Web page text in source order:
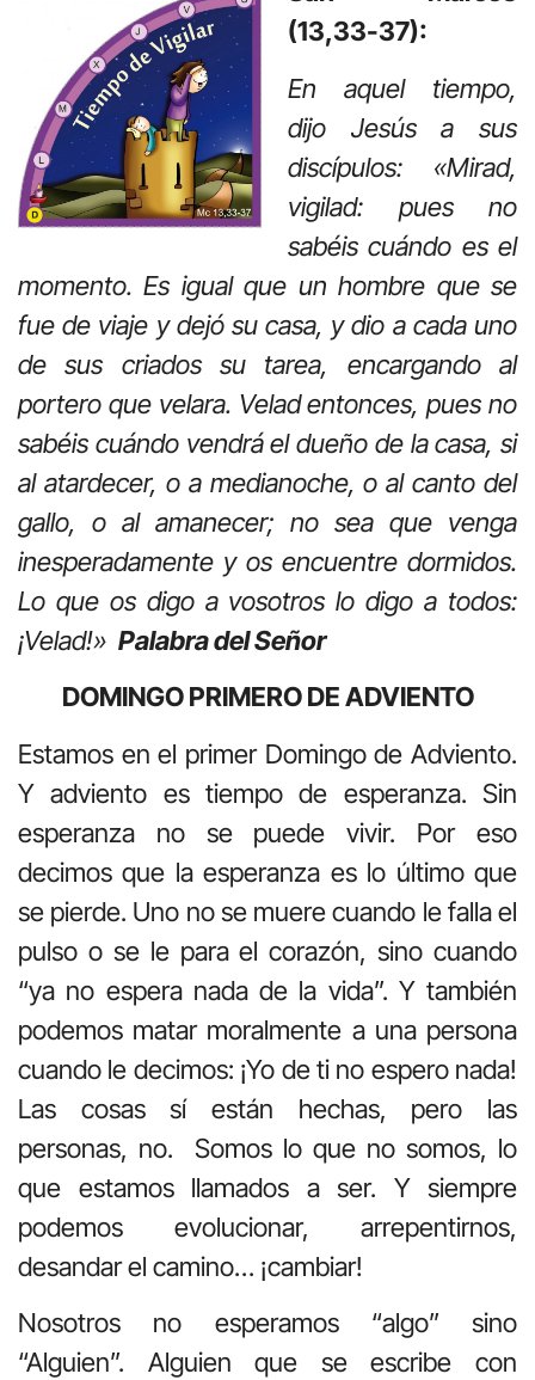
(13,33-37):
En aquel tiempo,
dijo Jesús a sus
discípulos: «Mirad,
vigilad: pues no
sabéis cuándo es el
momento. Es igual que un hombre que se
fue de viaje y dejó su casa, y dio a cada uno
de sus criados su tarea, encargando al
portero que velara. Velad entonces, pues no
sabéis cuándo vendrá el dueño de la casa, si
al atardecer, o a medianoche, o al canto del
gallo, o al amanecer; no sea que venga
inesperadamente y os encuentre dormidos.
Lo que os digo a vosotros lo digo a todos:
¡Velad!» Palabra del Señor
DOMINGO PRIMERO DE ADVIENTO
Estamos en el primer Domingo de Adviento.
Y adviento es tiempo de esperanza. Sin
esperanza no se puede vivir. Por eso
decimos que la esperanza es lo último que
se pierde. Uno no se muere cuando le falla el
pulso o se le para el corazón, sino cuando
“ya no espera nada de la vida”. Y también
podemos matar moralmente a una persona
cuando le decimos: ¡Yo de ti no espero nada!
Las cosas sí están hechas, pero las
personas, no. Somos lo que no somos, lo
que estamos llamados a ser. Y siempre
podemos evolucionar, arrepentirnos,
desandar el camino… ¡cambiar!
Nosotros no esperamos “algo” sino
“Alguien”. Alguien que se escribe con